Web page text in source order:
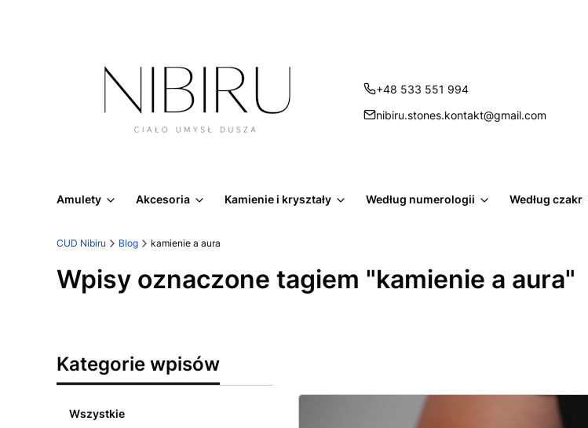
+48 533 551 994
nibiru.stones.kontakt@gmail.com
Amulety Akcesoria Kamienie i kryształy Według numerologii Według czakr
CUD Nibiru Blog kamienie a aura
Wpisy oznaczone tagiem "kamienie a aura"
Kategorie wpisów
Wszystkie